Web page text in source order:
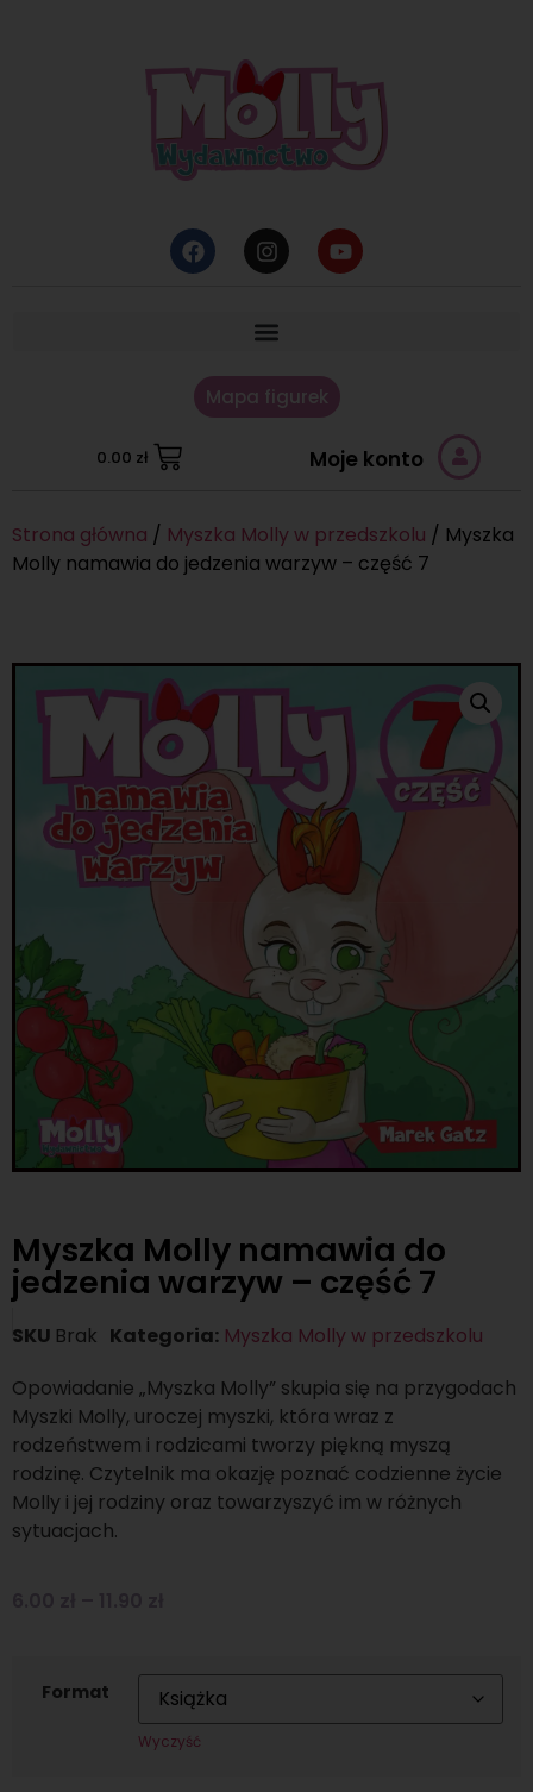
Mapa figurek
0.00 zł Moje konto
Strona główna / Myszka Molly w przedszkolu / Myszka
Molly namawia do jedzenia warzyw – część 7
Myszka Molly namawia do
jedzenia warzyw – część 7
SKU Brak Kategoria: Myszka Molly w przedszkolu
Opowiadanie „Myszka Molly” skupia się na przygodach
Myszki Molly, uroczej myszki, która wraz z
rodzeństwem i rodzicami tworzy piękną myszą
rodzinę. Czytelnik ma okazję poznać codzienne życie
Molly i jej rodziny oraz towarzyszyć im w różnych
sytuacjach.
Format
Wyczyść